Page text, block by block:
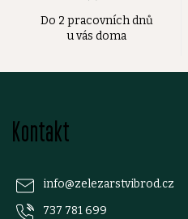
Do 2 pracovních dnů
u vás doma
Kontakt
info@zelezarstvibrod.cz
737 781 699